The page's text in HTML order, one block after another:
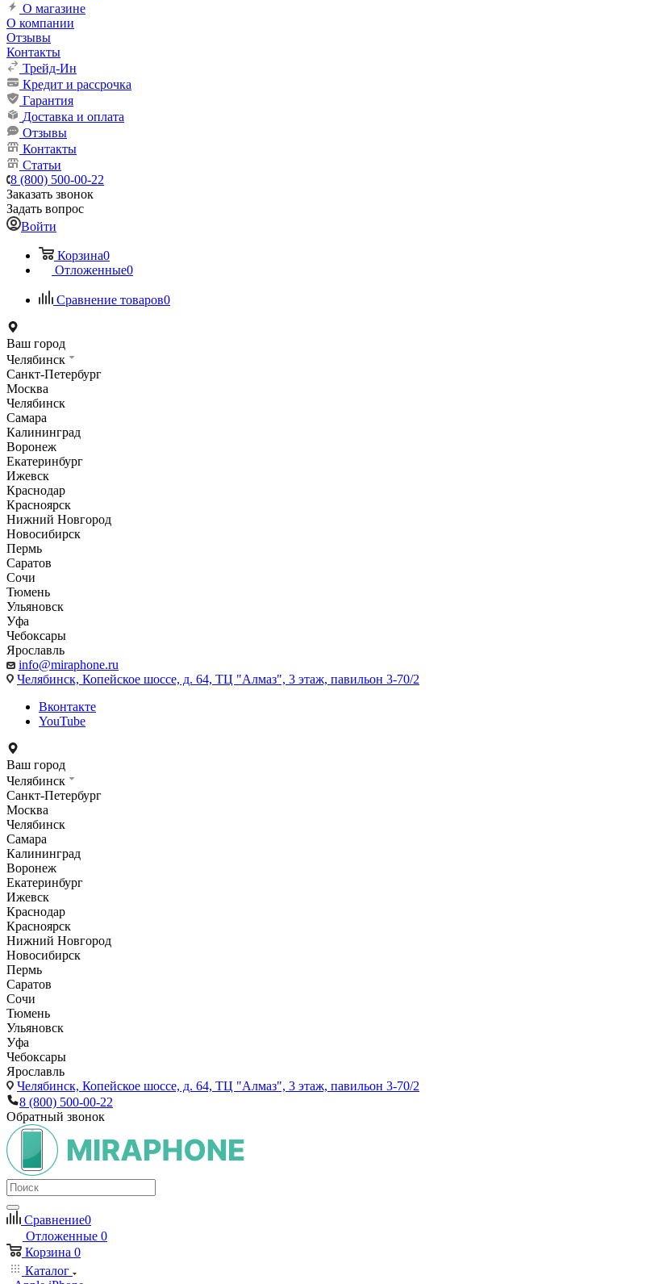
О магазине
О компании
Отзывы
Контакты
Трейд-Ин
Кредит и рассрочка
Гарантия
Доставка и оплата
Отзывы
Контакты
Статьи
8 (800) 500-00-22
Заказать звонок
Задать вопрос
Войти
Корзина0
Отложенные0
Сравнение товаров0
Ваш город
Челябинск
Санкт-Петербург
Москва
Челябинск
Самара
Калининград
Воронеж
Екатеринбург
Ижевск
Краснодар
Красноярск
Нижний Новгород
Новосибирск
Пермь
Саратов
Сочи
Тюмень
Ульяновск
Уфа
Чебоксары
Ярославль
info@miraphone.ru
Челябинск, Копейское шоссе, д. 64, ТЦ "Алмаз", 3 этаж, павильон 3-70/2
Вконтакте
YouTube
Ваш город
Челябинск
Санкт-Петербург
Москва
Челябинск
Самара
Калининград
Воронеж
Екатеринбург
Ижевск
Краснодар
Красноярск
Нижний Новгород
Новосибирск
Пермь
Саратов
Сочи
Тюмень
Ульяновск
Уфа
Чебоксары
Ярославль
Челябинск, Копейское шоссе, д. 64, ТЦ "Алмаз", 3 этаж, павильон 3-70/2
8 (800) 500-00-22
Обратный звонок
Сравнение0
Отложенные 0
Корзина 0
Каталог